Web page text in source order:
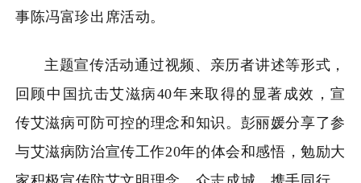
事陈冯富珍出席活动。
主题宣传活动通过视频、亲历者讲述等形式，
回顾 中国抗击艾滋病40年来取得的显著成效，宣
传艾滋病可防可控的理念和知识。彭丽媛分享了参
与艾滋病防治宣传工作20年的体会和感悟，勉励大